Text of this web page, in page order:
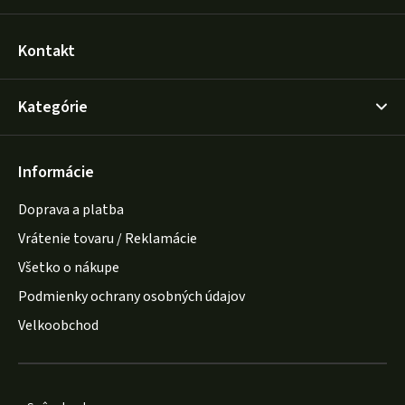
Kontakt
Kategórie
Informácie
Doprava a platba
Vrátenie tovaru / Reklamácie
Všetko o nákupe
Podmienky ochrany osobných údajov
Velkoobchod